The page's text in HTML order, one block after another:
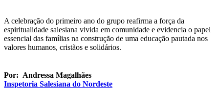
A celebração do primeiro ano do grupo reafirma a força da
espiritualidade salesiana vivida em comunidade e evidencia o papel
essencial das famílias na construção de uma educação pautada nos
valores humanos, cristãos e solidários.
Por: Andressa Magalhães
Inspetoria Salesiana do Nordeste